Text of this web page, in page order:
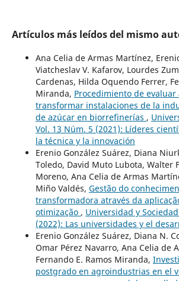
Artículos más leídos del mismo
Ana Celia de Armas Martínez,
Viatcheslav V. Kafarov, Lourdes
Cardenas, Hilda Oquendo Ferrer,
Miranda, Procedimiento de
transformar instalaciones de la
de azúcar en biorrefinerías ,
Vol. 13 Núm. 5 (2021): Líderes
la técnica y la innovación
Erenio González Suárez, Diana
Toledo, David Muto Lubota, Walter
Moreno, Ana Celia de Armas
Miño Valdés, Gestão do
transformadora através da
otimização , Universidad y
(2022): Las universidades y el
Erenio González Suárez, Diana N.
Omar Pérez Navarro, Ana Celia de
Fernando E. Ramos Miranda,
postgrado en agroindustrias en el